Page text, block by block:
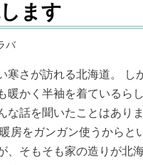
ます
バ
寒さが訪れる北海道。 し
暖かく半袖を着ているらし
な話を聞いたことはあり
房をガンガン使うからと
、そもそも家の造りが北